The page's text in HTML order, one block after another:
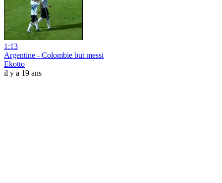
1:13
Argentine - Colombie but messi
Ekotto
il y a 19 ans